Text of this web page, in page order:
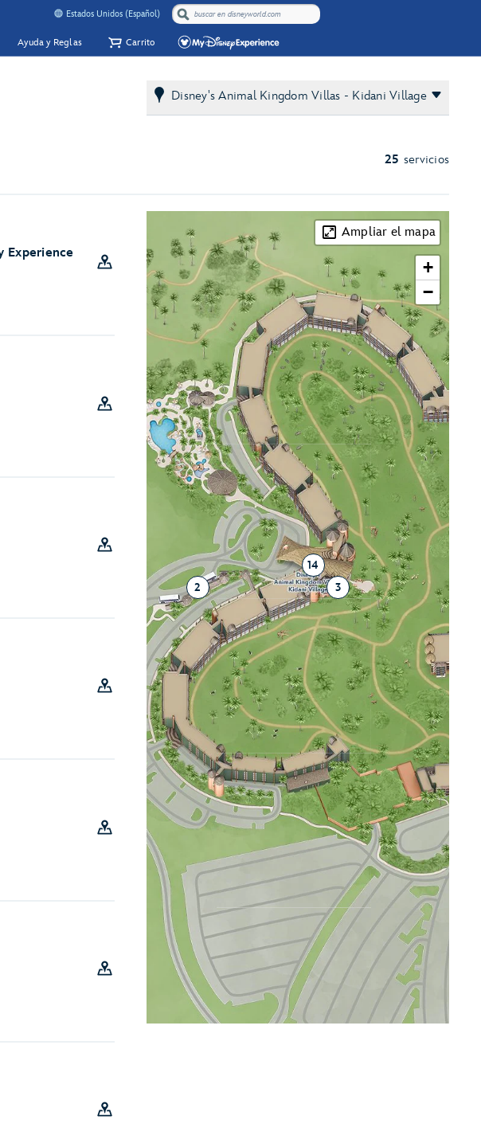
Estados Unidos (Español)
Ayuda y Reglas Carrito
Disney's Animal Kingdom Villas - Kidani Village
25 servicios
Experience
3
14
2
Ampliar el mapa
+
−